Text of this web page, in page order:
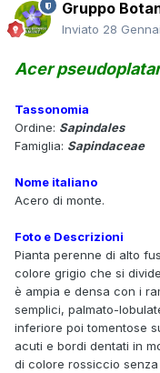
Gruppo
Inviato 28
Acer
Tassonomia
Ordine: Sapindales
Famiglia: Sapindaceae
Nome italiano
Acero di monte.
Foto e Descrizioni
Pianta perenne di alto
colore grigio che si
è ampia e densa con i
semplici, palmato-
inferiore poi tomentose
acuti e bordi dentati in
di colore rossiccio